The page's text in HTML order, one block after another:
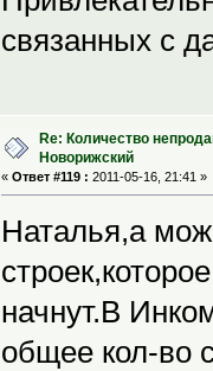
связанных с
Re: Количество
Новорижский
« Ответ #119 : 2011-05-16, 21:41 »
Наталья,а
начнут.В
общее кол-во